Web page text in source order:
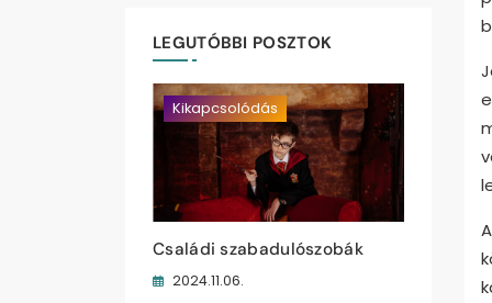
LEGUTÓBBI POSZTOK
Kikapcsolódás
Családi szabadulószobák
2024.11.06.